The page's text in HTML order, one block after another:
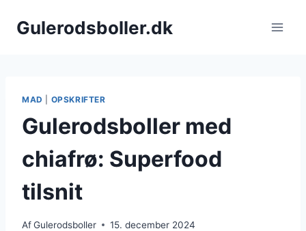
Gulerodsboller.dk
MAD OPSKRIFTER
Gulerodsboller med
chiafrø: Superfood
tilsnit
AfGulerodsboller 15. december 2024